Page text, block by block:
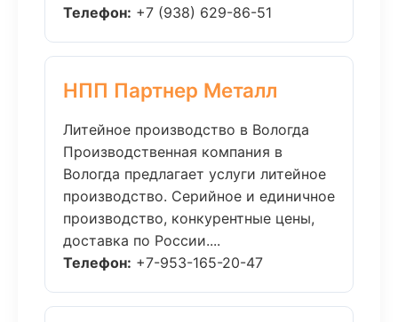
Телефон: +7 (938) 629-86-51
НПП Партнер Металл
Литейное производство в Вологда
Производственная компания в
Вологда предлагает услуги литейное
производство. Серийное и единичное
производство, конкурентные цены,
доставка по России....
Телефон: +7-953-165-20-47